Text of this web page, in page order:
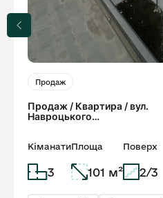
Продаж
Продаж / Квартира / вул.
Навроцького
Кіманати
3
Площа
101 м²
Поверх
2/3